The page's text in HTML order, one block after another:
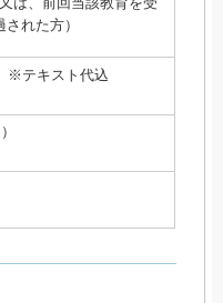
れた方）
テキスト代込